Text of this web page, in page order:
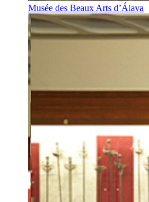
Musée des Beaux Arts d’Álava